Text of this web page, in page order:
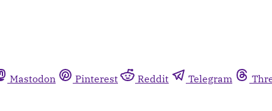
Mastodon Pinterest Reddit Telegram